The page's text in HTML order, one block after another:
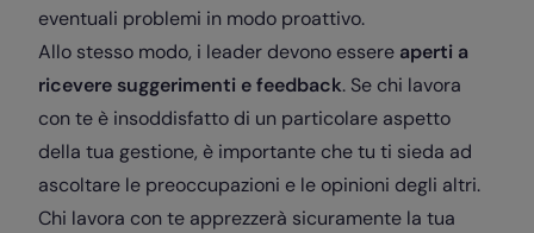
eventuali problemi in modo proattivo.
Allo stesso modo, i leader devono essere aperti a
ricevere suggerimenti e feedback. Se chi lavora
con te è insoddisfatto di un particolare aspetto
della tua gestione, è importante che tu ti sieda ad
ascoltare le preoccupazioni e le opinioni degli altri.
Chi lavora con te apprezzerà sicuramente la tua